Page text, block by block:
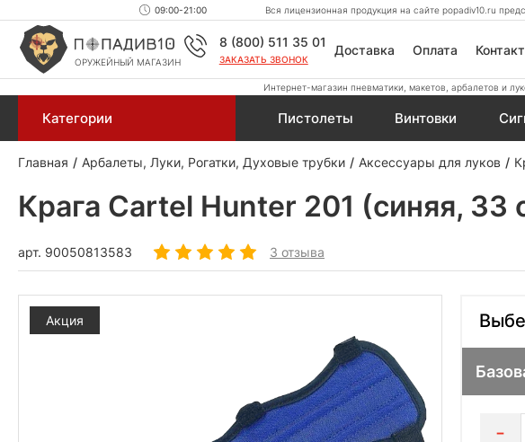
09:00-21:00 Вся лицензионная продукция на сайте popadiv10.ru
ОРУЖЕЙНЫЙ МАГАЗИН
8 (800) 511 35 01
ЗАКАЗАТЬ ЗВОНОК
Доставка Оплата
Интернет-магазин пневматики, макетов, арбалетов и
Категории Пистолеты Винтовки
Главная Арбалеты, Луки, Рогатки, Духовые трубки Аксессуары для луков
Крага Cartel Hunter 201 (синяя, 33
арт. 90050813583 3 отзыва
Акция